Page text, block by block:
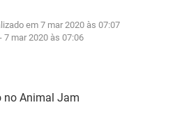
GMAIL
EXCEL
WHATSAPP
GMAIL
em 7 mar 2020 às 07:07
7 mar 2020 às 07:06
no Animal Jam